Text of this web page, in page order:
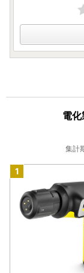
・「組み立て
っております
電
集計